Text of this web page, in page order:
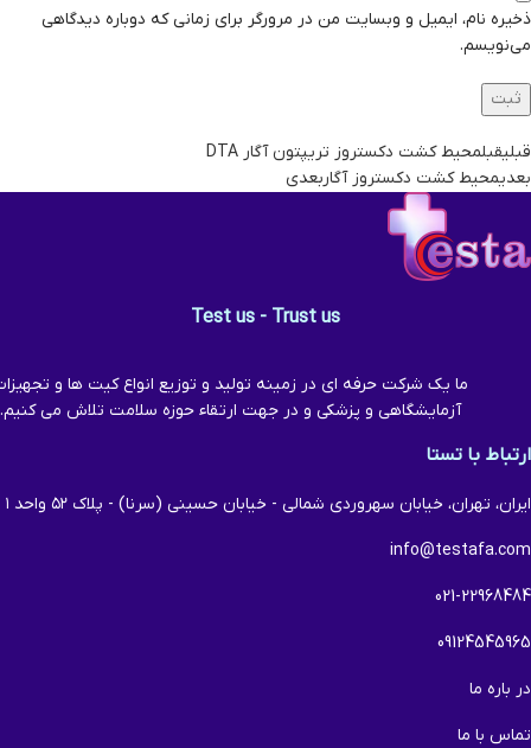
ذخیره نام، ایمیل و وبسایت من در مرورگر برای زمانی که دوباره دیدگاهی
می‌نویسم.
قبلیقبلمحیط کشت دکستروز تریپتون آگار DTA
بعدیمحیط کشت دکستروز آگاربعدی
Test us - Trust us
ما یک شرکت حرفه ای در زمینه تولید و توزیع انواع کیت ها و
آزمایشگاهی و پزشکی و در جهت ارتقاء حوزه سلامت تلاش می کنیم.
ارتباط با تستا
ایران، تهران، خیابان سهروردی شمالی - خیابان حسینی (سرنا) - پلاک ۵۲ واحد ۱
info@testafa.com
021-22968484
09124545965
در باره ما
تماس با ما